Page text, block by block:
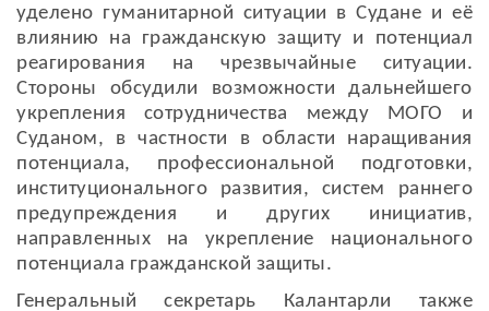
уделено гуманитарной ситуации в Судане и её
влиянию на гражданскую защиту и потенциал
реагирования на чрезвычайные ситуации.
Стороны обсудили возможности дальнейшего
укрепления сотрудничества между МОГО и
Суданом, в частности в области наращивания
потенциала, профессиональной подготовки,
институционального развития, систем раннего
предупреждения и других инициатив,
направленных на укрепление национального
потенциала гражданской защиты.
Генеральный секретарь Калантарли также